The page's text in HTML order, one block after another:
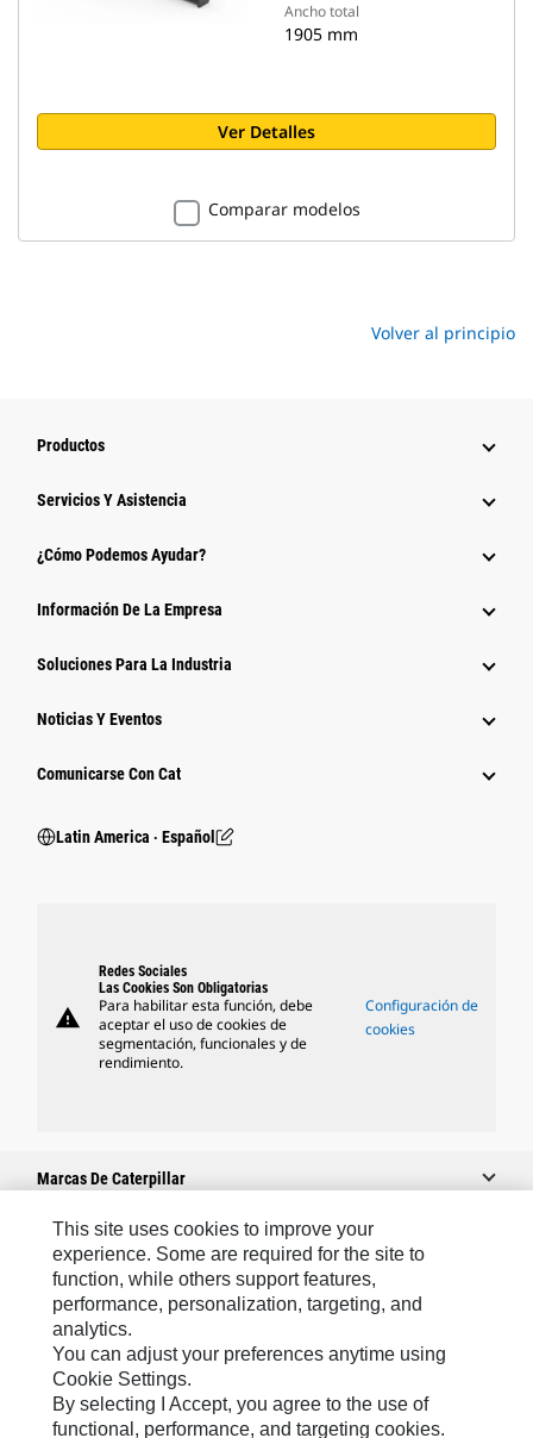
Ancho total
1905 mm
Ver Detalles
Comparar modelos
Volver al principio
Productos
Servicios Y Asistencia
¿Cómo Podemos Ayudar?
Información De La Empresa
Soluciones Para La Industria
Noticias Y Eventos
Comunicarse Con Cat
Latin America ‧ Español
warning
Redes Sociales
Las Cookies Son Obligatorias
Para habilitar esta función, debe
aceptar el uso de cookies de
segmentación, funcionales y de
rendimiento.
Configuración de
cookies
Marcas De Caterpillar
Caterpillar.com
Comuníquese Con Caterpillar
Mis Preferencias De Marketing
Mapa Del Sitio
Cookie Settings
This site uses cookies to improve your
experience. Some are required for the site to
function, while others support features,
performance, personalization, targeting, and
analytics.
You can adjust your preferences anytime using
Cookie Settings.
By selecting I Accept, you agree to the use of
functional, performance, and targeting cookies.